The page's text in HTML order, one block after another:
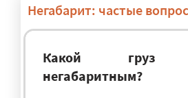
Негабарит: частые
Какой груз
негабаритным?